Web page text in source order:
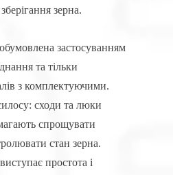
зерна.
застосуванням
та тільки
з комплектуючими.
сходи та люки
спрощувати
стан зерна.
простота і